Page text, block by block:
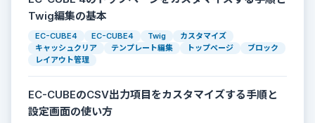
Twig編集の基本
EC-CUBE4 EC-CUBE4 Twig
カスタマイズ
キャッシュクリア
テンプレート編集 トップページ
ブロック
レイアウト管理
EC-CUBEのCSV出力項目をカスタマイズする手順と
設定画面の使い方